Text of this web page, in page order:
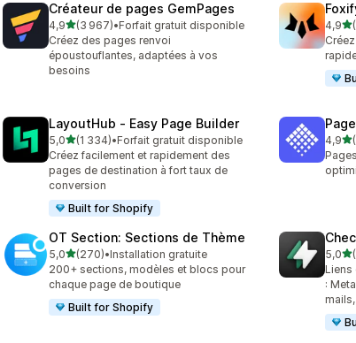
Créateur de pages GemPages
4,9étoile(s) sur 5
(3 967)
3967 avis au total
•Forfait gratuit disponible
Créez des pages renvoi
époustouflantes, adaptées à vos
besoins
4,9
292
LayoutHub ‑ Easy Page Builder
5,0étoile(s) sur 5
(1 334)
1334 avis au total
•Forfait gratuit disponible
Créez facilement et rapidement des
pages de destination à fort taux de
conversion
Built for Shopify
4,9
5653
OT Section: Sections de Thème
5,0étoile(s) sur 5
(270)
270 avis au total
•Installation gratuite
200+ sections, modèles et blocs pour
chaque page de boutique
Built for Shopify
5,0
30
Liens
: